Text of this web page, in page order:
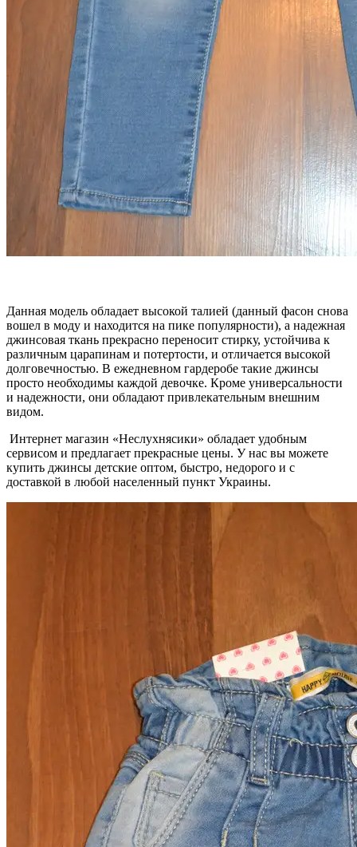
Данная модель обладает высокой талией (данный фасон снова
вошел в моду и находится на пике популярности), а надежная
джинсовая ткань прекрасно переносит стирку, устойчива к
различным царапинам и потертости, и отличается высокой
долговечностью. В ежедневном гардеробе такие джинсы
просто необходимы каждой девочке. Кроме универсальности
и надежности, они обладают привлекательным внешним
видом.
Интернет магазин «Неслухнясики» обладает удобным
сервисом и предлагает прекрасные цены. У нас вы можете
купить джинсы детские оптом, быстро, недорого и с
доставкой в любой населенный пункт Украины.